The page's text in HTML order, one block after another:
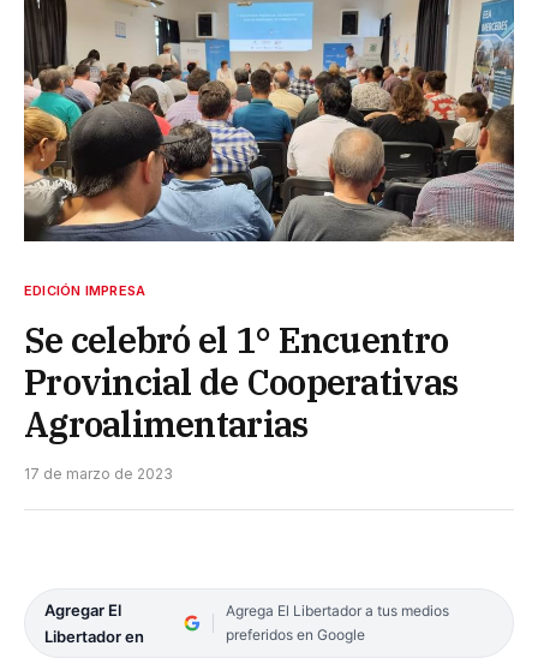
EDICIÓN IMPRESA
Se celebró el 1° Encuentro
Provincial de Cooperativas
Agroalimentarias
17 de marzo de 2023
Agregar El
Libertador en
Agrega El Libertador a tus medios
preferidos en Google